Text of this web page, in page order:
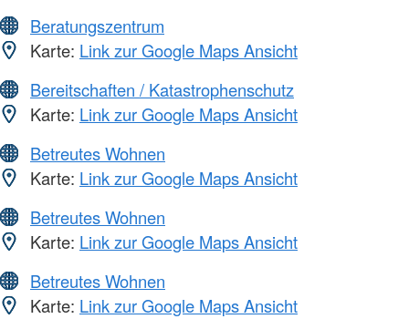
Beratungszentrum
Karte: Link zur Google Maps Ansicht
Bereitschaften / Katastrophenschutz
Karte: Link zur Google Maps Ansicht
Betreutes Wohnen
Karte: Link zur Google Maps Ansicht
Betreutes Wohnen
Karte: Link zur Google Maps Ansicht
Betreutes Wohnen
Karte: Link zur Google Maps Ansicht